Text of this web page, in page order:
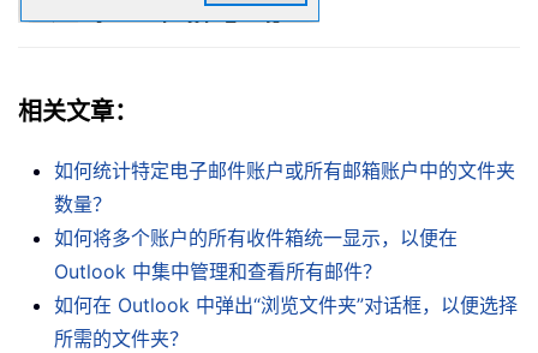
相关文章：
如何统计特定电子邮件账户或所有邮箱账户中的文件夹
数量？
如何将多个账户的所有收件箱统一显示，以便在
Outlook 中集中管理和查看所有邮件？
如何在 Outlook 中弹出“浏览文件夹”对话框，以便选择
所需的文件夹？